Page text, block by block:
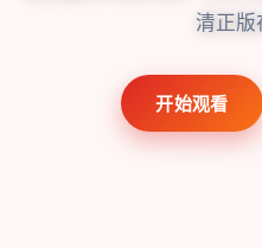
清正版
开始观看